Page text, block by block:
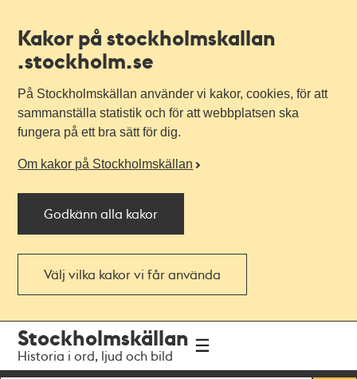
Kakor på stockholmskallan
.stockholm.se
På Stockholmskällan använder vi kakor, cookies, för att
sammanställa statistik och för att webbplatsen ska
fungera på ett bra sätt för dig.
Om kakor på Stockholmskällan
Godkänn alla kakor
Välj vilka kakor vi får använda
navigationen
huvudinnehållet
Stockholmskällan
Historia i ord, ljud och bild